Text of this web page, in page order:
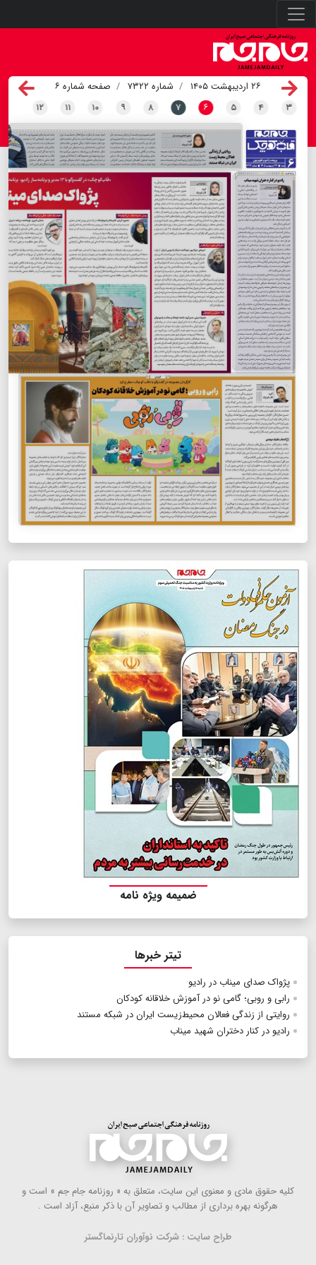
۲۶ اردیبهشت ۱۴۰۵ شماره ۷۳۲۲
صفحه شماره ۶
۳ ۴ ۵ ۶ ۷ ۸ ۹ ۱۰ ۱۱ ۱۲
ضمیمه ویژه نامه
تیتر خبرها
پژواک صدای میناب در رادیو
رابی و روبی؛‌ گامی نو در آموزش خلاقانه کودکان
روایتی از زندگی فعالان محیط‌زیست ایران در شبکه مستند
رادیو در کنار دختران شهید میناب
كلیه حقوق مادی و معنوی این سایت، متعلق به « روزنامه جام جم » است و
هرگونه بهره ‌برداری از مطالب و تصاویر آن با ذكر منبع، آزاد است .
طراح سایت : شرکت نوآوران تارنماگستر